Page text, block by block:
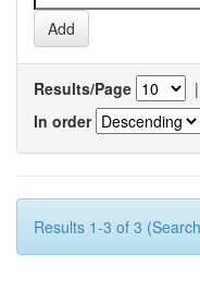
Results/Page |
In order
Results 1-3 of 3